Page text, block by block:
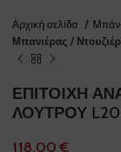
Αρχική σελίδα
Μπανιέρας /
ΕΠΙΤΟΙΧΗ
ΛΟΥΤΡΟΥ L20
€